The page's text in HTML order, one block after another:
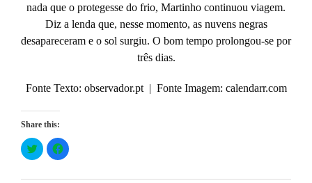
nada que o protegesse do frio, Martinho continuou viagem.
Diz a lenda que, nesse momento, as nuvens negras
desapareceram e o sol surgiu. O bom tempo prolongou-se por
três dias.
Fonte Texto: observador.pt | Fonte Imagem: calendarr.com
Share this:
Click
to
share
Twitter
Click
to
Facebook